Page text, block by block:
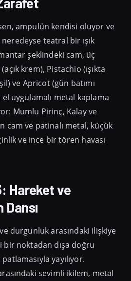
ampulün kendisi oluyor ve
teatral bir ışık
şeklindeki cam, üç
krem), Pistachio (ışıkta
ve Apricot (gün batımı
uygulamalı metal kaplama
Mumlu Pirinç, Kalay ve
cam ve patinalı metal, küçük
ve ince bir tören havası
Hareket ve
Dansı
durgunluk arasındaki ilişkiye
bir noktadan dışa doğru
yayılıyor.
sevimli ikilem, metal